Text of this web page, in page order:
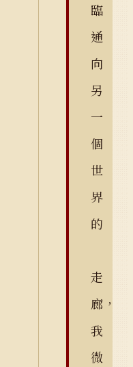
臨
通
向
另
一
個
世
界
的
走
廊，
我
微